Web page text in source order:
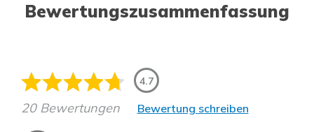
Bewertungszusammenfassung
4.7
20 Bewertungen Bewertung schreiben